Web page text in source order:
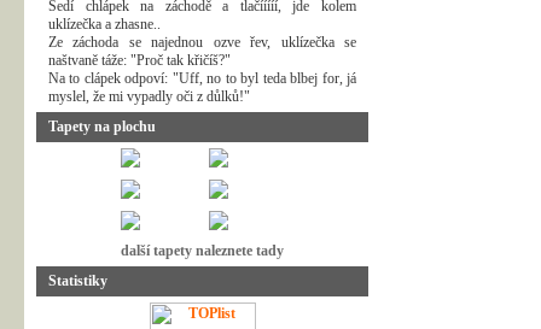
Sedí chlápek na záchodě a tlačííííí, jde kolem
uklízečka a zhasne..
Ze záchoda se najednou ozve řev, uklízečka se
naštvaně táže: "Proč tak křičíš?"
Na to clápek odpoví: "Uff, no to byl teda blbej for, já
myslel, že mi vypadly oči z důlků!"
Tapety na plochu
další tapety naleznete tady
Statistiky